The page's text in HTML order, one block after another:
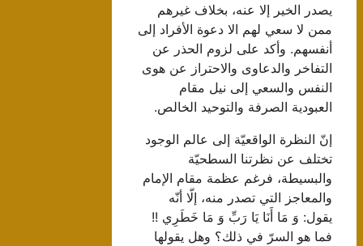
يصدر الخير إلا عنه، بخلاف غيرهم
ممن لا سعي لهم الا دعوة الأفراد إلى
أنفسهم. وأكد على لزوم الحذر عن
التفاخر والدعاوى والاحتراز عن هوى
النفس والسعي إلى نيل مقام
العبودية الصرفة والتوحيد الخالص.
إنّ النظرة الواقعيّة إلى عالم الوجود
تختلف عن نظرتنا السطحيّة
والبسيطة، فرغم عظمة مقام الإمام
والمعاجز التي تصدر منه، إلّا أنّه
يقول: وَ مَا أَنَا يَا رَبِّ وَ مَا خَطَرِي‏ !!
فما هو السرّ في ذلك؟ وهل يقولها